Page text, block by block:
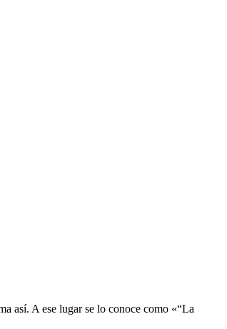
así. A ese lugar se lo conoce como «“La